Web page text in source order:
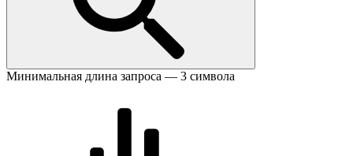
Минимальная длина запроса — 3 символа